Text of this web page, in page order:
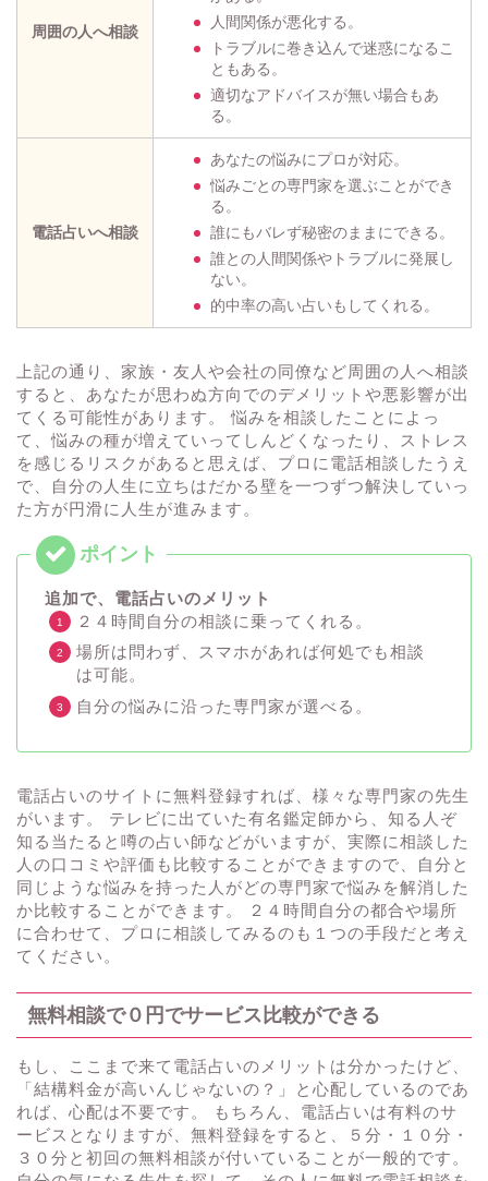
周囲の人へ相談
人間関係が悪化する。
トラブルに巻き込んで迷惑になるこ
ともある。
適切なアドバイスが無い場合もあ
る。
電話占いへ相談
あなたの悩みにプロが対応。
悩みごとの専門家を選ぶことができ
る。
誰にもバレず秘密のままにできる。
誰との人間関係やトラブルに発展し
ない。
的中率の高い占いもしてくれる。
上記の通り、家族・友人や会社の同僚など周囲の人へ相談
すると、あなたが思わぬ方向でのデメリットや悪影響が出
てくる可能性があります。 悩みを相談したことによっ
て、悩みの種が増えていってしんどくなったり、ストレス
を感じるリスクがあると思えば、プロに電話相談したうえ
で、自分の人生に立ちはだかる壁を一つずつ解決していっ
た方が円滑に人生が進みます。
追加で、電話占いのメリット
２４時間自分の相談に乗ってくれる。
場所は問わず、スマホがあれば何処でも相談
は可能。
自分の悩みに沿った専門家が選べる。
電話占いのサイトに無料登録すれば、様々な専門家の先生
がいます。 テレビに出ていた有名鑑定師から、知る人ぞ
知る当たると噂の占い師などがいますが、実際に相談した
人の口コミや評価も比較することができますので、自分と
同じような悩みを持った人がどの専門家で悩みを解消した
か比較することができます。 ２４時間自分の都合や場所
に合わせて、プロに相談してみるのも１つの手段だと考え
てください。
無料相談で０円でサービス比較ができる
もし、ここまで来て電話占いのメリットは分かったけど、
「結構料金が高いんじゃないの？」と心配しているのであ
れば、心配は不要です。 もちろん、電話占いは有料のサ
ービスとなりますが、無料登録をすると、５分・１０分・
３０分と初回の無料相談が付いていることが一般的です。